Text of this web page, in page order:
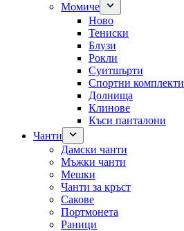
Момиче
Ново
Тениски
Блузи
Рокли
Суитшърти
Спортни комплекти
Долнища
Клинове
Къси панталони
Чанти
Дамски чанти
Мъжки чанти
Мешки
Чанти за кръст
Сакове
Портмонета
Раници